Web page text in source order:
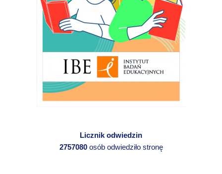
Licznik odwiedzin
2757080osób odwiedziło stronę